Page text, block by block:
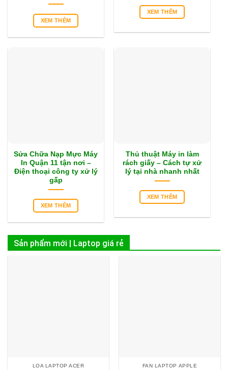
XEM THÊM
XEM THÊM
Sửa Chữa Nạp Mực Máy
In Quận 11 tận nơi –
Điện thoại công ty xử lý
gấp
XEM THÊM
Thủ thuật Máy in làm
rách giấy – Cách tự xử
lý tại nhà nhanh nhất
XEM THÊM
Sản phẩm mới | Laptop giá rẻ
LOA LAPTOP ACER FAN LAPTOP APPLE